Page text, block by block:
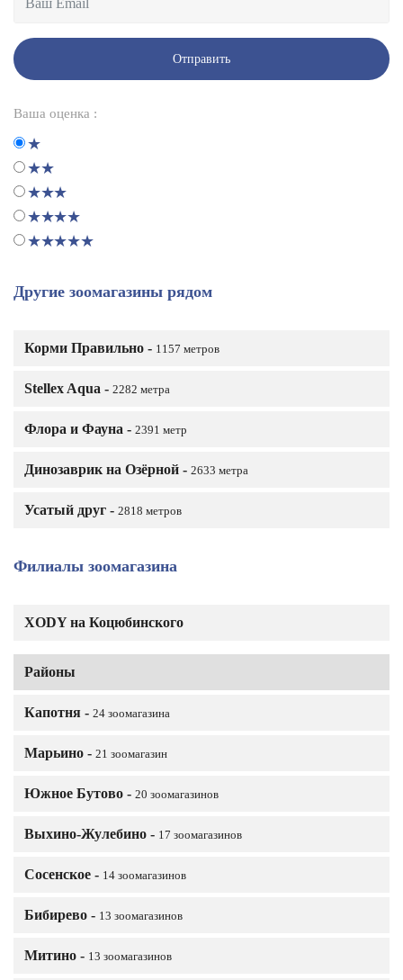
Районы
Капотня - 24 зоомагазина
Марьино - 21 зоомагазин
Южное Бутово - 20 зоомагазинов
Выхино-Жулебино - 17 зоомагазинов
Сосенское - 14 зоомагазинов
Бибирево - 13 зоомагазинов
Митино - 13 зоомагазинов
Отправить
Ваша оценка :
Другие зоомагазины рядом
Корми Правильно - 1157 метров
Stellex Aqua - 2282 метра
Флора и Фауна - 2391 метр
Динозаврик на Озёрной - 2633 метра
Усатый друг - 2818 метров
Филиалы зоомагазина
XODY на Коцюбинского